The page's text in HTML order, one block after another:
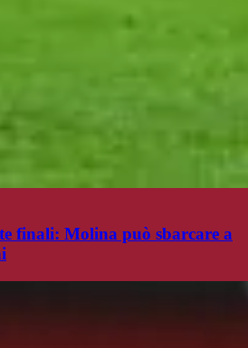
finali: Molina può sbarcare a